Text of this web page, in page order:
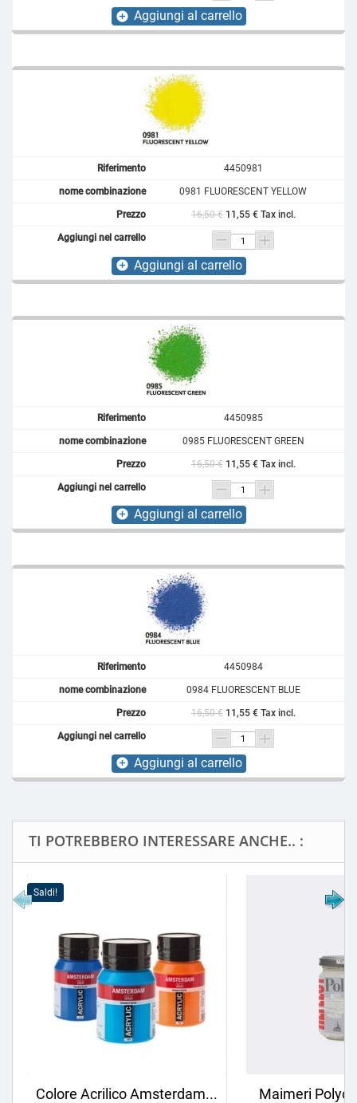
add_circle Aggiungi al carrello
4450981
0981 FLUORESCENT YELLOW
16,50 € 11,55 € Tax incl.
add_circle Aggiungi al carrello
4450985
0985 FLUORESCENT GREEN
16,50 € 11,55 € Tax incl.
add_circle Aggiungi al carrello
4450984
0984 FLUORESCENT BLUE
16,50 € 11,55 € Tax incl.
add_circle Aggiungi al carrello
TI POTREBBERO INTERESSARE ANCHE.. :
Colore Acrilico Amsterdam... Maimeri
Saldi!